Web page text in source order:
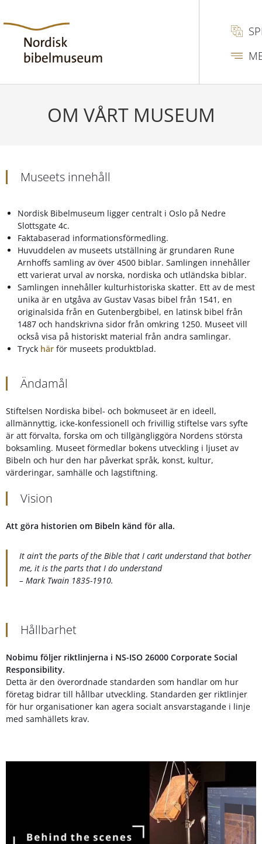
OM VÅRT MUSEUM
Museets innehåll
Nordisk Bibelmuseum ligger centralt i Oslo på Nedre
Slottsgate 4c.
Faktabaserad informationsförmedling.
Huvuddelen av museets utställning är grundaren Rune
Arnhoffs samling av över 4500 biblar. Samlingen innehåller
ett varierat urval av norska, nordiska och utländska biblar.
Samlingen innehåller kulturhistoriska skatter. Ett av de mest
unika är en utgåva av Gustav Vasas bibel från 1541, en
originalsida från en Gutenbergbibel, en latinsk bibel från
1487 och handskrivna sidor från omkring 1250. Museet vill
också visa på historiskt material från andra samlingar.
Tryck här för museets produktblad.
Ändamål
Stiftelsen Nordiska bibel- och bokmuseet är en ideell,
allmännyttig, icke-konfessionell och frivillig stiftelse vars syfte
är att förvalta, forska om och tillgängliggöra Nordens största
boksamling. Museet förmedlar bokens utveckling i ljuset av
Bibeln och hur den har påverkat språk, konst, kultur,
värderingar, samhälle och lagstiftning.
Vision
Att göra historien om Bibeln känd för alla.
It ain’t the parts of the Bible that I can´t understand that bother
me, it is the parts that I do understand
– Mark Twain 1835-1910.
Hållbarhet
Nobimu följer riktlinjerna i NS-ISO 26000 Corporate Social
Responsibility.
Detta är den överordnade standarden som handlar om hur
företag bidrar till hållbar utveckling. Standarden ger riktlinjer
för hur organisationer kan agera socialt ansvarstagande i linje
med samhällets krav.